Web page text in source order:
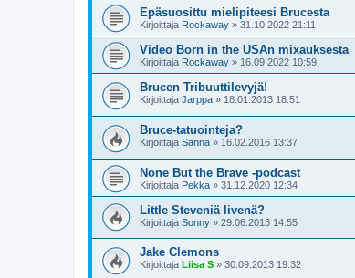
Epäsuosittu mielipiteesi Brucesta
Kirjoittaja Rockaway » 31.10.2022 21:11
Video Born in the USAn mixauksesta
Kirjoittaja Rockaway » 16.09.2022 10:59
Brucen Tribuuttilevyjä!
Kirjoittaja Jarppa » 18.01.2013 18:51
Bruce-tatuointeja?
Kirjoittaja Sanna » 16.02.2016 13:37
None But the Brave -podcast
Kirjoittaja Pekka » 31.12.2020 12:34
Little Steveniä livenä?
Kirjoittaja Sonny » 29.06.2013 14:55
Jake Clemons
Kirjoittaja Liisa S » 30.09.2013 19:32